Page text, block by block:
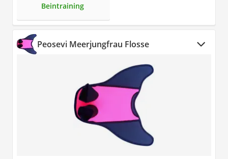
Beintraining
Peosevi Meerjungfrau Flosse